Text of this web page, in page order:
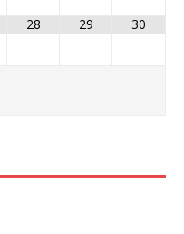
28 29 30